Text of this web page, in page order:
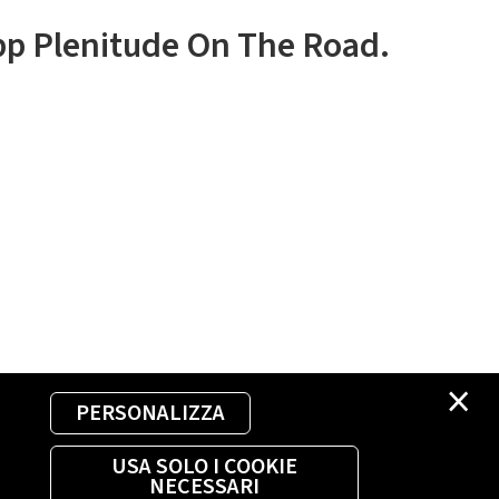
×
PERSONALIZZA
USA SOLO I COOKIE
NECESSARI
Plenitude On The Road.